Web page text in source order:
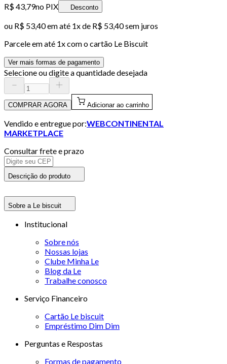
R$ 43,79no PIX Desconto
ou R$ 53,40em até 1x de R$ 53,40sem juros
Parcele em até 1x com o cartão Le Biscuit
Ver mais formas de pagamento
Selecione ou digite a quantidade desejada
COMPRAR AGORA Adicionar ao carrinho
Vendido e entregue por:WEBCONTINENTAL
MARKETPLACE
Consultar frete e prazo
Descrição do produto
Sobre a Le biscuit
Institucional
Sobre nós
Nossas lojas
Clube Minha Le
Blog da Le
Trabalhe conosco
Serviço Financeiro
Cartão Le biscuit
Empréstimo Dim Dim
Perguntas e Respostas
Formas de pagamento